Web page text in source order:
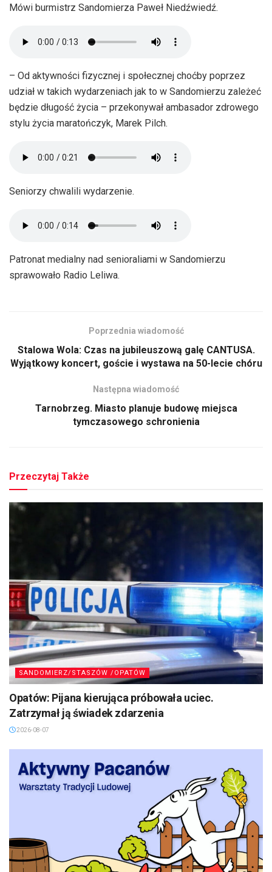
Mówi burmistrz Sandomierza Paweł Niedźwiedź.
– Od aktywności fizycznej i społecznej choćby poprzez
udział w takich wydarzeniach jak to w Sandomierzu zależeć
będzie długość życia – przekonywał ambasador zdrowego
stylu życia maratończyk, Marek Pilch.
Seniorzy chwalili wydarzenie.
Patronat medialny nad senioraliami w Sandomierzu
sprawowało Radio Leliwa.
Poprzednia wiadomość
Stalowa Wola: Czas na jubileuszową galę CANTUSA.
Wyjątkowy koncert, goście i wystawa na 50-lecie chóru
Następna wiadomość
Tarnobrzeg. Miasto planuje budowę miejsca
tymczasowego schronienia
Przeczytaj Także
SANDOMIERZ/STASZÓW /OPATÓW
Opatów: Pijana kierująca próbowała uciec.
Zatrzymał ją świadek zdarzenia
2026-08-07